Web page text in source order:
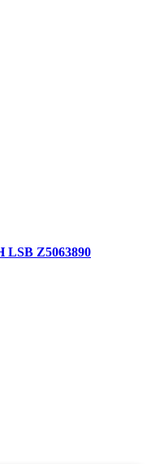
LSB Z5063890